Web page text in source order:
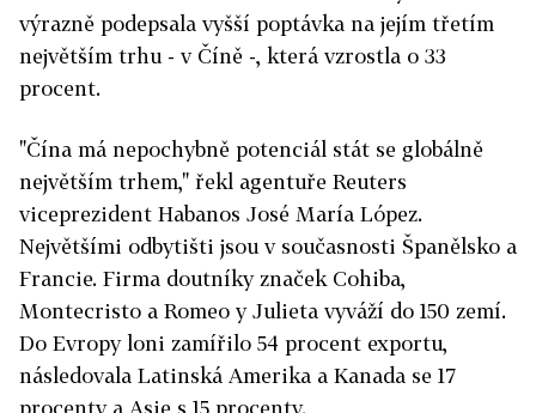
výrazně podepsala vyšší poptávka na jejím třetím
největším trhu - v Číně -, která vzrostla o 33
procent.
"Čína má nepochybně potenciál stát se globálně
největším trhem," řekl agentuře Reuters
viceprezident Habanos José María López.
Největšími odbytišti jsou v současnosti Španělsko a
Francie. Firma doutníky značek Cohiba,
Montecristo a Romeo y Julieta vyváží do 150 zemí.
Do Evropy loni zamířilo 54 procent exportu,
následovala Latinská Amerika a Kanada se 17
procenty a Asie s 15 procenty.